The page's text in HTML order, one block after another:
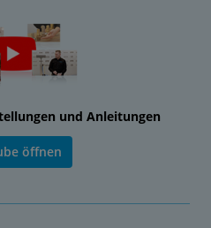
und Anleitungen
öffnen